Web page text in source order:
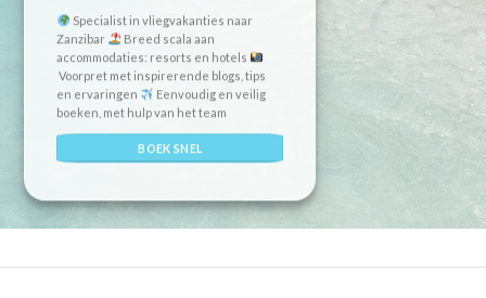
Specialist in vliegvakanties naar
Zanzibar
Breed scala aan
accommodaties: resorts en hotels
Voorpret met inspirerende blogs, tips
en ervaringen
Eenvoudig en veilig
boeken, met hulp van het team
BOEK SNEL